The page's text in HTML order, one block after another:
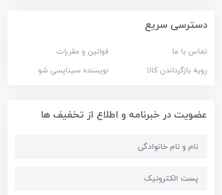
دسترسی سریع
تماس با ما
قوانین و مقررات
رویه بازگرداندن کالا
نویسنده سیناپسی شو
عضویت در خبرنامه و اطلاع از تخفیف ها